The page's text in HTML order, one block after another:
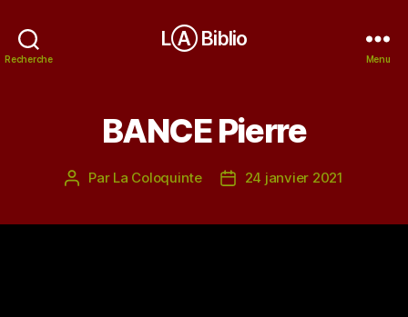
Recherche
LⒶ Biblio
Menu
BANCE Pierre
Auteur
Par La Coloquinte
Date24 janvier 2021